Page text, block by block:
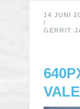
14 JUNI
/
GERRIT